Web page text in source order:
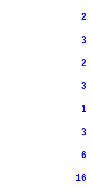
2
3
2
3
1
3
6
16